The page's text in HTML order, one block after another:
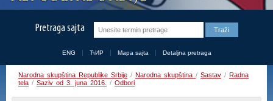
Pretraga sajta
ENG ЋИР Mapa sajta Detaljna pretraga
Narodna skupština Republike Srbije / Narodna skupština / Sastav / Radna
tela / Saziv od 3. juna 2016. / Odbori